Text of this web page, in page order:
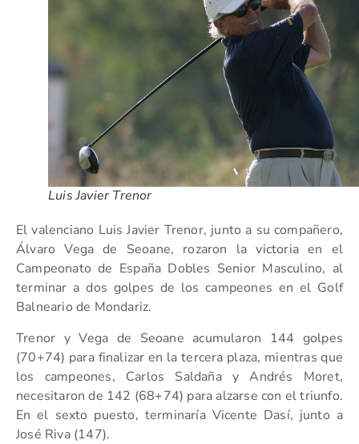
Luis Javier Trenor
El valenciano Luis Javier Trenor, junto a su compañero,
Álvaro Vega de Seoane, rozaron la victoria en el
Campeonato de España Dobles Senior Masculino, al
terminar a dos golpes de los campeones en el Golf
Balneario de Mondariz.
Trenor y Vega de Seoane acumularon 144 golpes
(70+74) para finalizar en la tercera plaza, mientras que
los campeones, Carlos Saldaña y Andrés Moret,
necesitaron de 142 (68+74) para alzarse con el triunfo.
En el sexto puesto, terminaría Vicente Dasí, junto a
José Riva (147).